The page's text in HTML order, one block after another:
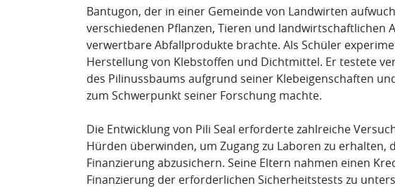
Bantugon, der in einer Gemeinde von Landwirten
verschiedenen Pflanzen, Tieren und landwirtschaftlichen
verwertbare Abfallprodukte brachte. Als Schüler
Herstellung von Klebstoffen und Dichtmittel. Er testete
des Pilinussbaums aufgrund seiner Klebeigenschaften
zum Schwerpunkt seiner Forschung machte.
Die Entwicklung von Pili Seal erforderte zahlreiche
Hürden überwinden, um Zugang zu Laboren zu
Finanzierung abzusichern. Seine Eltern nahmen einen
Finanzierung der erforderlichen Sicherheitstests zu